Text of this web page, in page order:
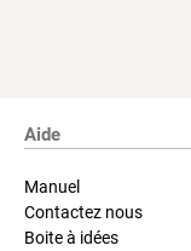
Aide
Manuel
Contactez nous
Boite à idées